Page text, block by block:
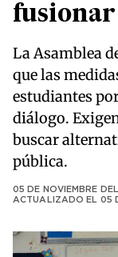
fusionar
La Asamblea
que las
estudiantes
diálogo.
buscar
pública.
05 DE NOVIEMBRE
ACTUALIZADO EL 05